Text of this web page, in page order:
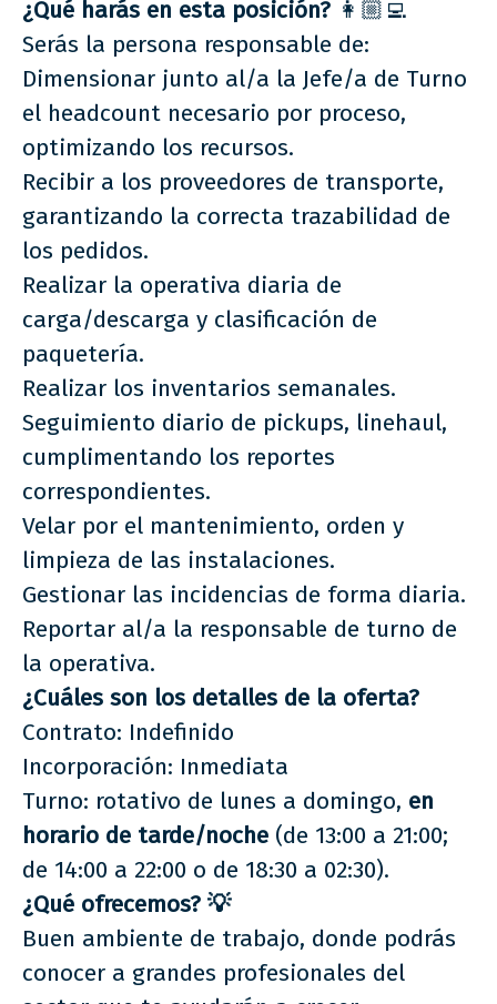
¿Qué harás en esta posición? 👩🏼‍💻
Serás la persona responsable de:
Dimensionar junto al/a la Jefe/a de Turno
el headcount necesario por proceso,
optimizando los recursos.
Recibir a los proveedores de transporte,
garantizando la correcta trazabilidad de
los pedidos.
Realizar la operativa diaria de
carga/descarga y clasificación de
paquetería.
Realizar los inventarios semanales.
Seguimiento diario de pickups, linehaul,
cumplimentando los reportes
correspondientes.
Velar por el mantenimiento, orden y
limpieza de las instalaciones.
Gestionar las incidencias de forma diaria.
Reportar al/a la responsable de turno de
la operativa.
¿Cuáles son los detalles de la oferta?
Contrato: Indefinido
Incorporación: Inmediata
Turno: rotativo de lunes a domingo, en
horario de tarde/noche (de 13:00 a 21:00;
de 14:00 a 22:00 o de 18:30 a 02:30).
¿Qué ofrecemos? 💡
Buen ambiente de trabajo, donde podrás
conocer a grandes profesionales del